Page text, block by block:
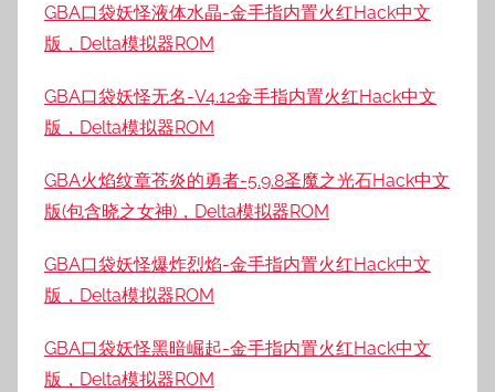
GBA口袋妖怪液体水晶-金手指内置火红Hack中文
版，Delta模拟器ROM
GBA口袋妖怪无名-V4.12金手指内置火红Hack中文
版，Delta模拟器ROM
GBA火焰纹章苍炎的勇者-5.9.8圣魔之光石Hack中文
版(包含晓之女神)，Delta模拟器ROM
GBA口袋妖怪爆炸烈焰-金手指内置火红Hack中文
版，Delta模拟器ROM
GBA口袋妖怪黑暗崛起-金手指内置火红Hack中文
版，Delta模拟器ROM